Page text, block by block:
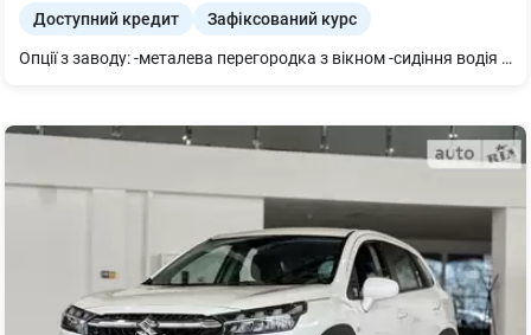
Доступний кредит Зафіксований курс
Опції з заводу: -металева перегородка з вікном -сидіння водія з регулюванням за висотою у вартість входять захисна сітка решітки радіатора, бризговики